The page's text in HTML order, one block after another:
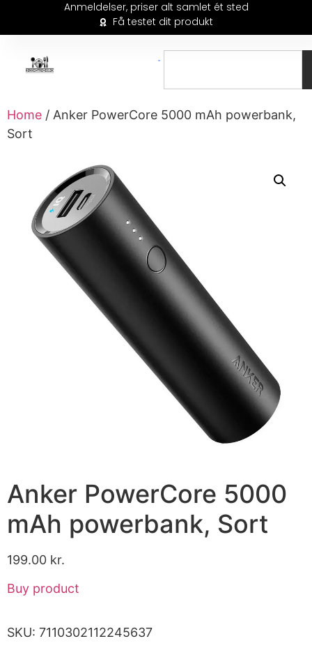
Anmeldelser, priser alt samlet ét sted
Få testet dit produkt
Home / Anker PowerCore 5000 mAh powerbank,
Sort
Anker PowerCore 5000
mAh powerbank, Sort
199.00 kr.
Buy product
SKU: 7110302112245637